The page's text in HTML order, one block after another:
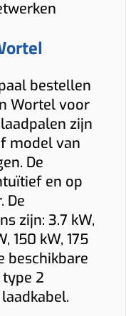
bestellen
Wortel voor
zijn
model van
De
en op
De
zijn: 3.7 kW,
150 kW, 175
beschikbare
2
(21% btw)
Vaste kabel